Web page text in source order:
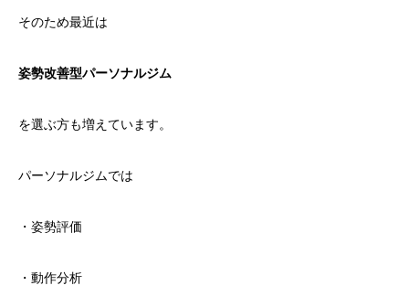
そのため最近は
姿勢改善型パーソナルジム
を選ぶ方も増えています。
パーソナルジムでは
・姿勢評価
・動作分析